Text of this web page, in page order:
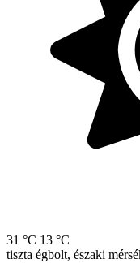
31 °C 13 °C
tiszta égbolt, északi